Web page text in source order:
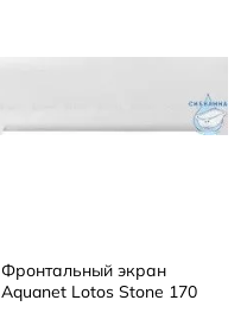
Фронтальный экран
Aquanet Lotos Stone 170